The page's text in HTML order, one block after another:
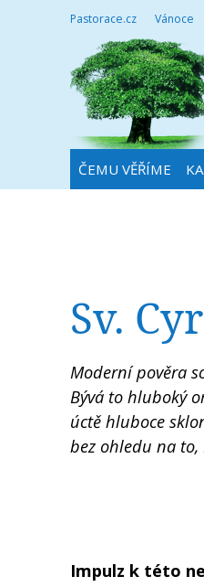
Pastorace.cz Vánoce
ČEMU VĚŘÍME
Sv.
Moderní pověra
Bývá to hluboký
úctě hluboce
bez ohledu na
Impulz k této